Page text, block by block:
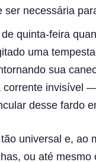
ser necessária
quinta-feira
uma
sua
invisível
desse fardo
universal e, ao
ou até